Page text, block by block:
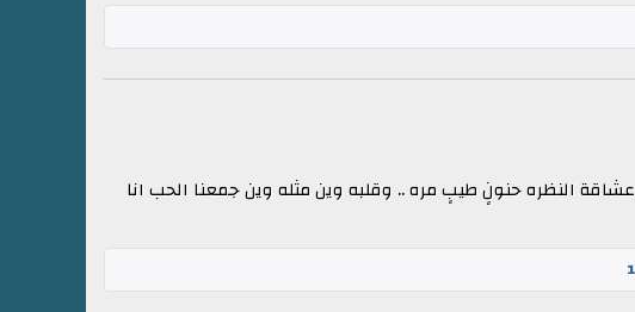
النظره حنونٍ طيبٍ مره .. وقلبه وين مثله وين جمعنا الحب انا